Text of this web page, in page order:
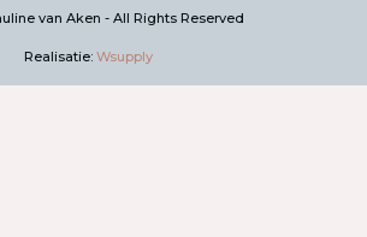
van Aken - All Rights Reserved
Realisatie: Wsupply